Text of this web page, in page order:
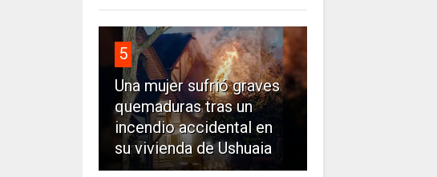
5
Una mujer sufrió graves
quemaduras tras un
incendio accidental en
su vivienda de Ushuaia